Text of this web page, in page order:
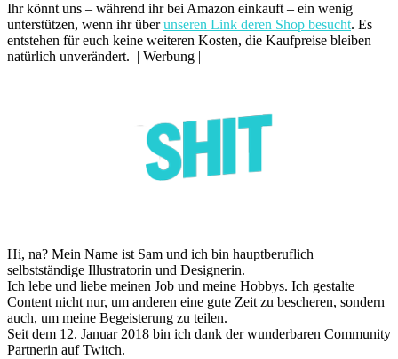
Ihr könnt uns – während ihr bei Amazon einkauft – ein wenig
unterstützen, wenn ihr überunseren Link deren Shop besucht. Es
entstehen für euch keine weiteren Kosten, die Kaufpreise bleiben
natürlich unverändert. | Werbung |
Hi, na? Mein Name ist Sam und ich bin hauptberuflich
selbstständige Illustratorin und Designerin.
Ich lebe und liebe meinen Job und meine Hobbys. Ich gestalte
Content nicht nur, um anderen eine gute Zeit zu bescheren, sondern
auch, um meine Begeisterung zu teilen.
Seit dem 12. Januar 2018 bin ich dank der wunderbaren Community
Partnerin auf Twitch.